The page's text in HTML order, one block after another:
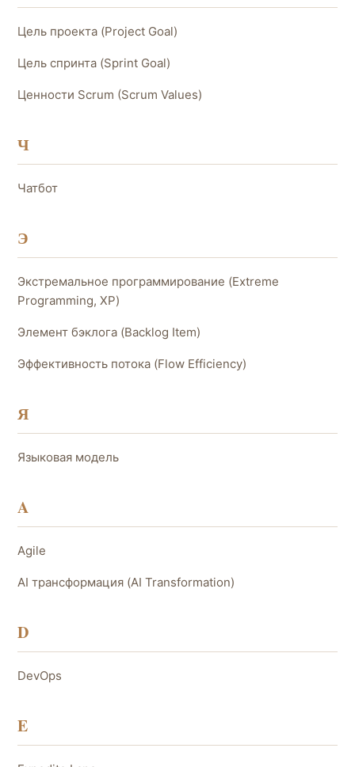
Цель проекта (Project Goal)
Цель спринта (Sprint Goal)
Ценности Scrum (Scrum Values)
Ч
Чатбот
Э
Экстремальное программирование (Extreme
Programming, XP)
Элемент бэклога (Backlog Item)
Эффективность потока (Flow Efficiency)
Я
Языковая модель
A
Agile
AI трансформация (AI Transformation)
D
DevOps
E